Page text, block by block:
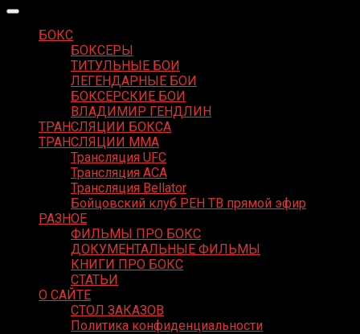
БОКС
БОКСЕРЫ
ТИТУЛЬНЫЕ БОИ
ЛЕГЕНДАРНЫЕ БОИ
БОКСЕРСКИЕ БОИ
ВЛАДИМИР ГЕНДЛИН
ТРАНСЛЯЦИИ БОКСА
ТРАНСЛЯЦИИ MMA
Трансляция UFC
Трансляция ACA
Трансляция Bellator
Бойцовский клуб РЕН ТВ прямой эфир
РАЗНОЕ
ФИЛЬМЫ ПРО БОКС
ДОКУМЕНТАЛЬНЫЕ ФИЛЬМЫ
КНИГИ ПРО БОКС
СТАТЬИ
О САЙТЕ
СТОЛ ЗАКАЗОВ
Политика конфиденциальности